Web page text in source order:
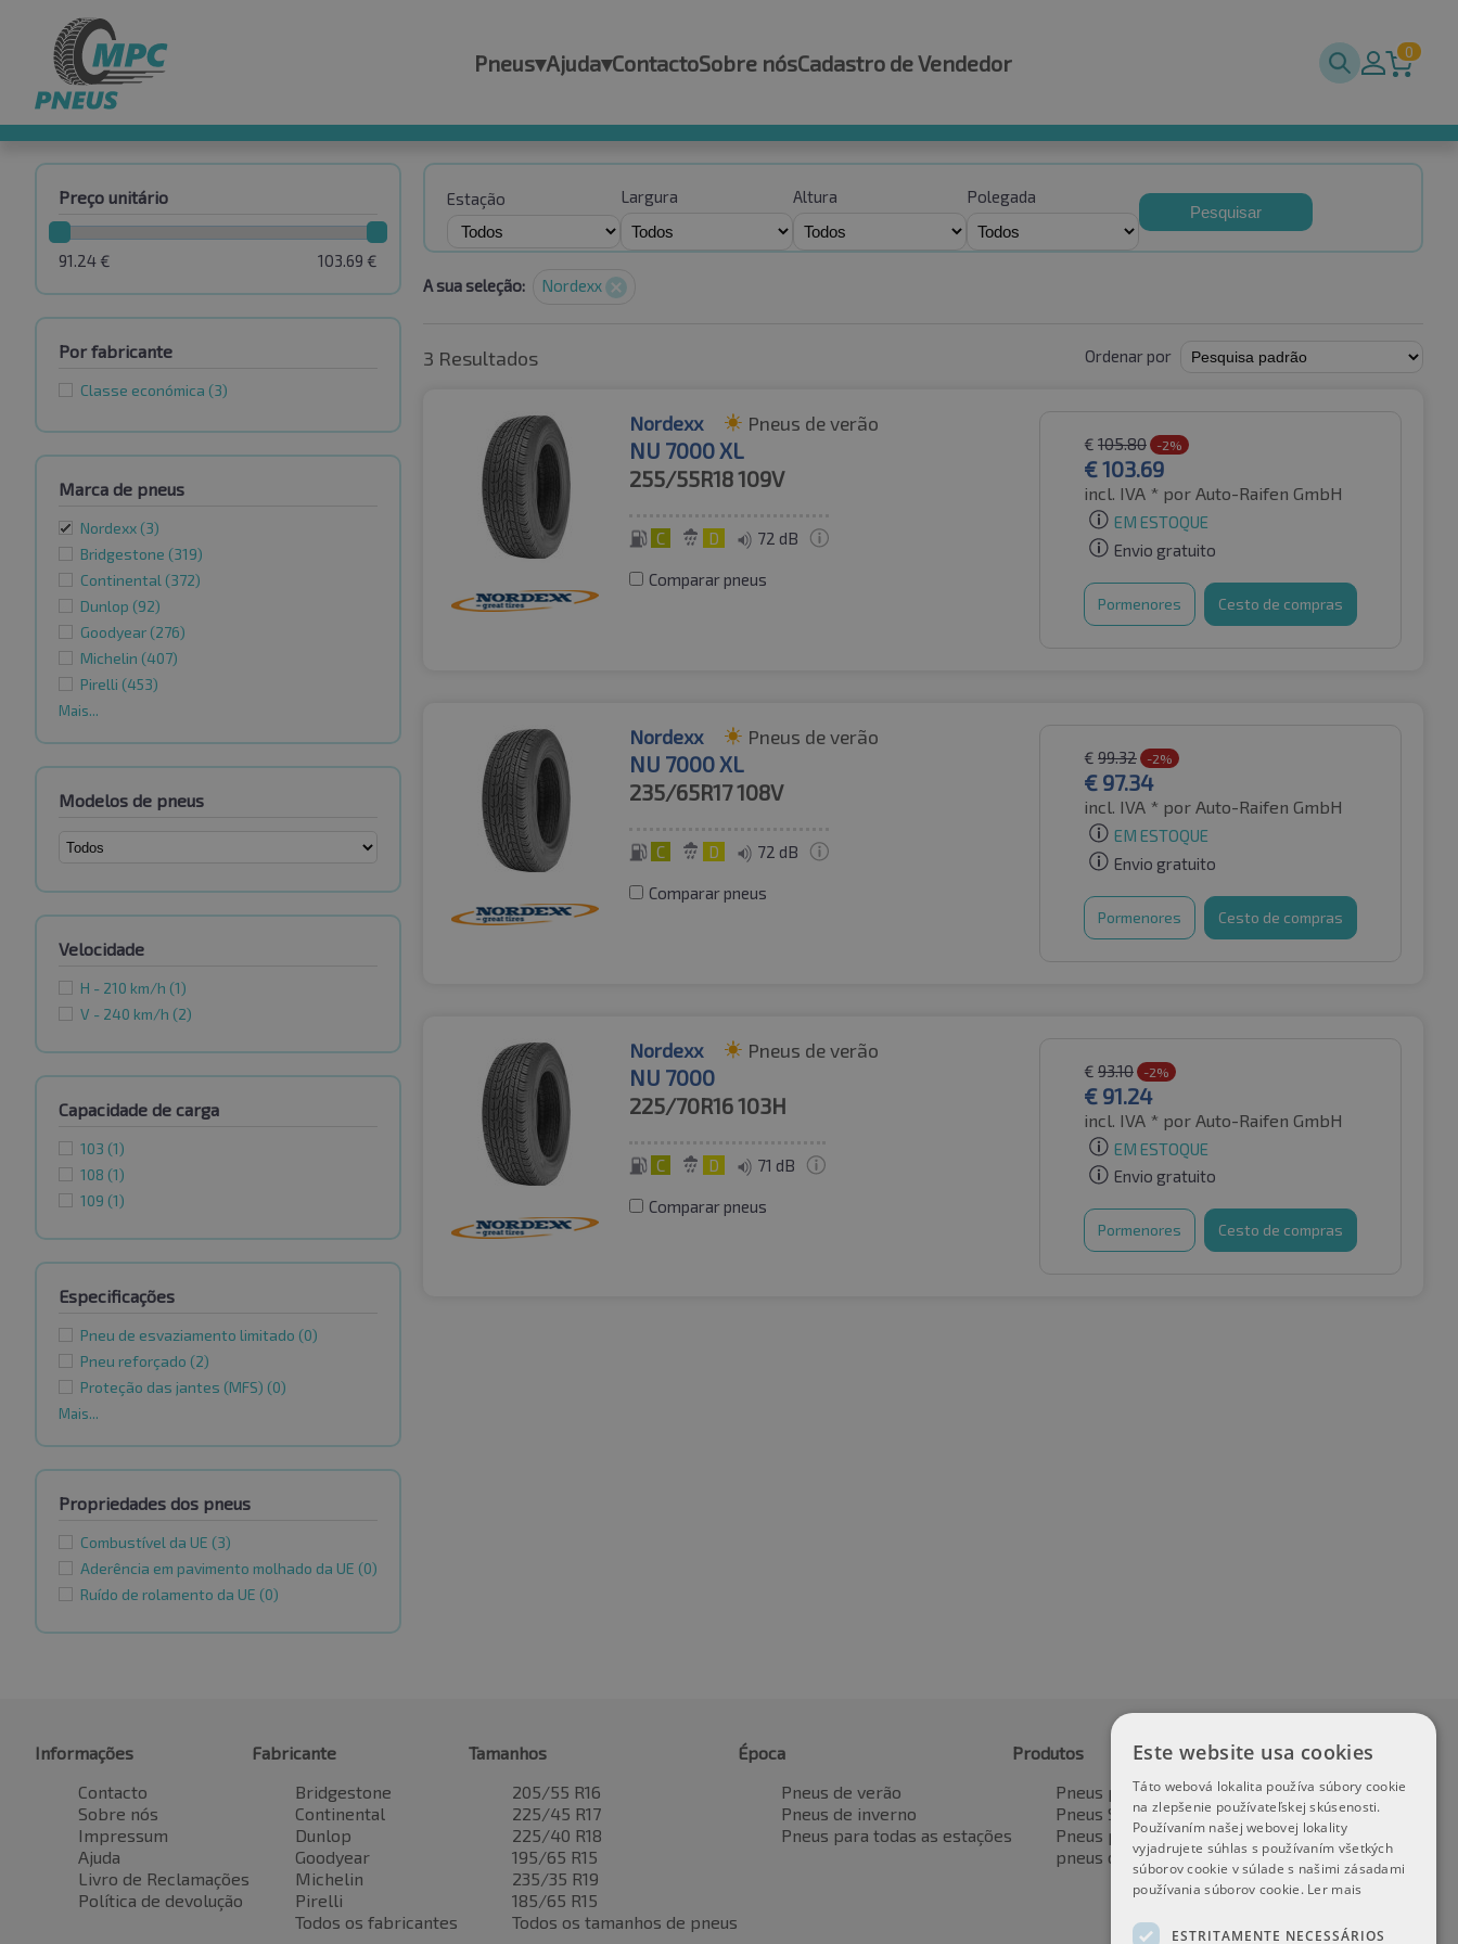
Pneus▾Ajuda▾ContactoSobre nósCadastro de Vendedor 0
Preço unitário
103.69 €
91.24 €
Por fabricante
Classe económica (3)
Marca de pneus
Nordexx (3)
Bridgestone (319)
Continental (372)
Dunlop (92)
Goodyear (276)
Michelin (407)
Pirelli (453)
Mais...
Modelos de pneus
Velocidade
H - 210 km/h (1)
V - 240 km/h (2)
Capacidade de carga
103 (1)
108 (1)
109 (1)
Especificações
Pneu de esvaziamento limitado (0)
Pneu reforçado (2)
Proteção das jantes (MFS) (0)
Mais...
Propriedades dos pneus
Combustível da UE (3)
Aderência em pavimento molhado da UE (0)
Ruído de rolamento da UE (0)
Estação Largura Altura Polegada
Pesquisar
A sua seleção: Nordexx
3 Resultados Ordenar por
Nordexx Pneus de verão
NU 7000 XL
255/55R18109V
C D 72 dB
Comparar pneus
€ 105.80 -2%
€103.69
incl. IVA * por Auto-Raifen GmbH
EM ESTOQUE
Envio gratuito
Pormenores Cesto de compras
Nordexx Pneus de verão
NU 7000 XL
235/65R17108V
C D 72 dB
Comparar pneus
€ 99.32 -2%
€ 97.34
incl. IVA * por Auto-Raifen GmbH
EM ESTOQUE
Envio gratuito
Pormenores Cesto de compras
Nordexx Pneus de verão
NU 7000
225/70R16103H
C D 71 dB
Comparar pneus
€ 93.10 -2%
€ 91.24
incl. IVA * por Auto-Raifen GmbH
EM ESTOQUE
Envio gratuito
Pormenores Cesto de compras
Informações
Contacto
Sobre nós
Impressum
Ajuda
Livro de Reclamações
Política de devolução
Fabricante
Bridgestone
Continental
Dunlop
Goodyear
Michelin
Pirelli
Todos os fabricantes
Tamanhos
205/55 R16
225/45 R17
225/40 R18
195/65 R15
235/35 R19
185/65 R15
Todos os tamanhos de pneus
Época
Pneus de verão
Pneus de inverno
Pneus para todas as estações
Produtos
Pneus para automóveis
Pneus SUV / 4x4
Pneus para veículos de transporte
pneus de motocicleta
Este website usa cookies
Táto webová lokalita používa súbory cookie
na zlepšenie používateľskej skúsenosti.
Používaním našej webovej lokality
vyjadrujete súhlas s používaním všetkých
súborov cookie v súlade s našimi zásadami
používania súborov cookie. Ler mais
ESTRITAMENTE NECESSÁRIOS